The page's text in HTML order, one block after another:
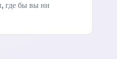
где бы вы ни